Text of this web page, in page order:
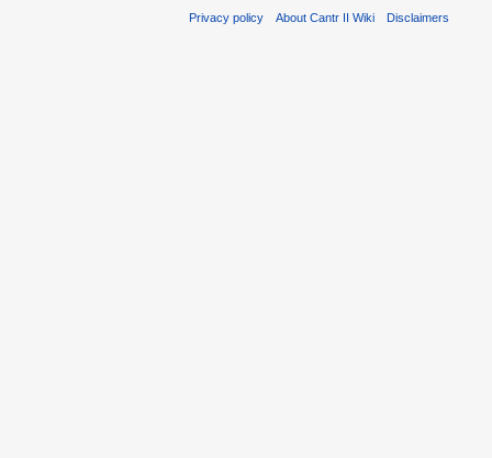
Privacy policy About Cantr II Wiki Disclaimers